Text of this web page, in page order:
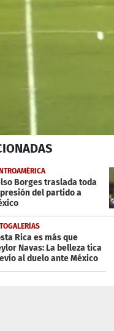
Borges traslada toda
del partido a
Rica es más que
Navas: La belleza tica
al duelo ante México